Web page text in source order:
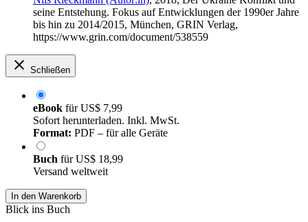
seine Entstehung. Fokus auf Entwicklungen der 1990er Jahre
bis hin zu 2014/2015, München, GRIN Verlag,
https://www.grin.com/document/538559
Schließen
eBook fürUS$ 7,99
Sofort herunterladen. Inkl. MwSt.
Format: PDF – für alle Geräte
Buch fürUS$ 18,99
Versand weltweit
In den Warenkorb
Blick ins Buch